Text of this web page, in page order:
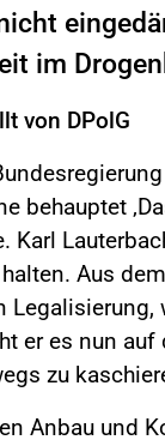
im
von DPolG
behauptet
Karl
Aus
Legalisierung,
er es nun
zu
Anbau und